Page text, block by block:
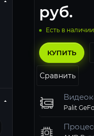
руб.
Есть в наличии
КУПИТЬ
Сравнить